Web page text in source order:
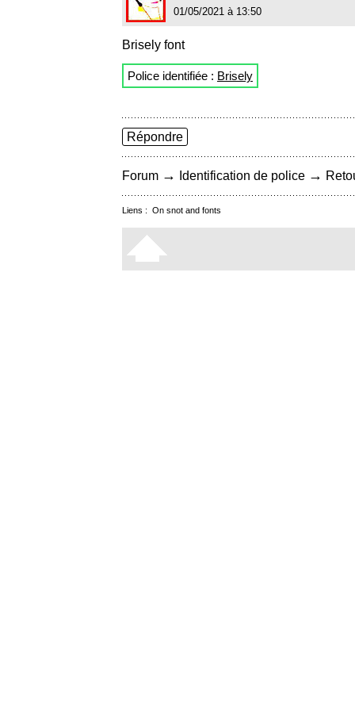
01/05/2021 à 13:50
Brisely font
Police identifiée : Brisely
Répondre
Forum → Identification de police →
Liens : On snot and fonts